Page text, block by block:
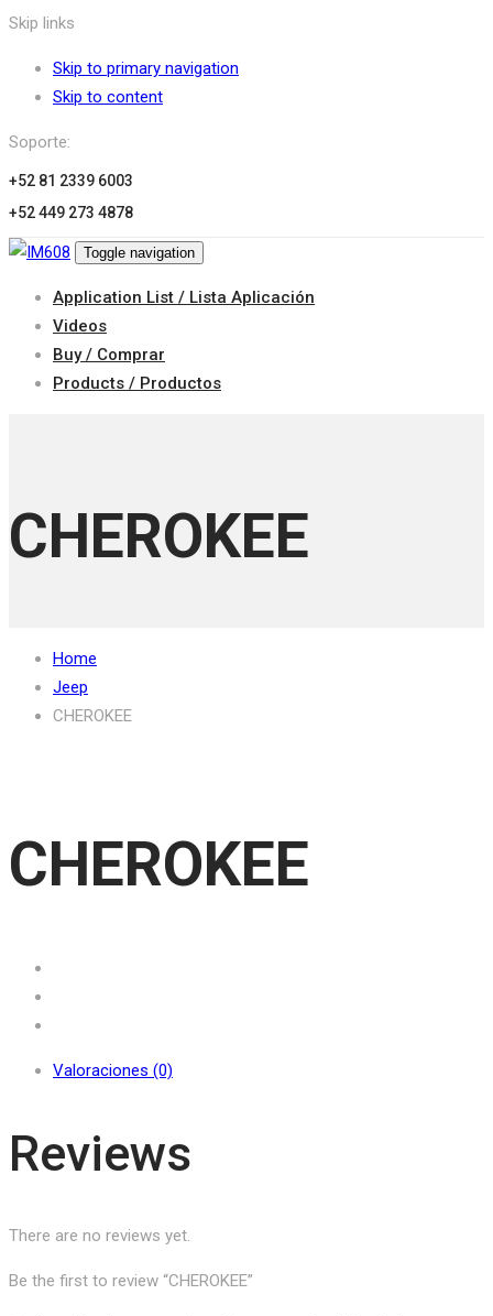
Skip links
Skip to primary navigation
Skip to content
Soporte:
+52 81 2339 6003
+52 449 273 4878
Toggle navigation
Application List / Lista Aplicación
Videos
Buy / Comprar
Products / Productos
CHEROKEE
Home
Jeep
CHEROKEE
CHEROKEE
Valoraciones (0)
Reviews
There are no reviews yet.
Be the first to review “CHEROKEE”